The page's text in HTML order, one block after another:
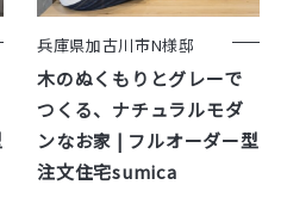
兵庫県加古川市N様邸
木のぬくもりとグレーで
つくる、ナチュラルモダ
ンなお家 | フルオーダー型
注文住宅sumica